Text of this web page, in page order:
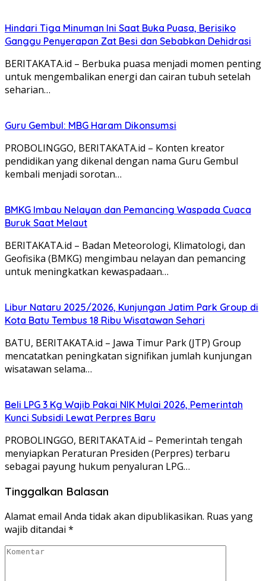
Hindari Tiga Minuman Ini Saat Buka Puasa, Berisiko
Ganggu Penyerapan Zat Besi dan Sebabkan Dehidrasi
BERITAKATA.id – Berbuka puasa menjadi momen penting
untuk mengembalikan energi dan cairan tubuh setelah
seharian…
Guru Gembul: MBG Haram Dikonsumsi
PROBOLINGGO, BERITAKATA.id – Konten kreator
pendidikan yang dikenal dengan nama Guru Gembul
kembali menjadi sorotan…
BMKG Imbau Nelayan dan Pemancing Waspada Cuaca
Buruk Saat Melaut
BERITAKATA.id – Badan Meteorologi, Klimatologi, dan
Geofisika (BMKG) mengimbau nelayan dan pemancing
untuk meningkatkan kewaspadaan…
Libur Nataru 2025/2026, Kunjungan Jatim Park Group di
Kota Batu Tembus 18 Ribu Wisatawan Sehari
BATU, BERITAKATA.id – Jawa Timur Park (JTP) Group
mencatatkan peningkatan signifikan jumlah kunjungan
wisatawan selama…
Beli LPG 3 Kg Wajib Pakai NIK Mulai 2026, Pemerintah
Kunci Subsidi Lewat Perpres Baru
PROBOLINGGO, BERITAKATA.id – Pemerintah tengah
menyiapkan Peraturan Presiden (Perpres) terbaru
sebagai payung hukum penyaluran LPG…
Tinggalkan Balasan
Alamat email Anda tidak akan dipublikasikan. Ruas yang
wajib ditandai *